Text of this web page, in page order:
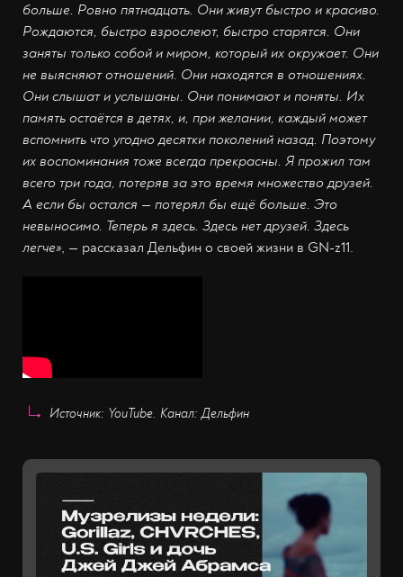
больше. Ровно пятнадцать. Они живут быстро и красиво.
Рождаются, быстро взрослеют, быстро старятся. Они
заняты только собой и миром, который их окружает. Они
не выясняют отношений. Они находятся в отношениях.
Они слышат и услышаны. Они понимают и поняты. Их
память остаётся в детях, и, при желании, каждый может
вспомнить что угодно десятки поколений назад. Поэтому
их воспоминания тоже всегда прекрасны. Я прожил там
всего три года, потеряв за это время множество друзей.
А если бы остался — потерял бы ещё больше. Это
невыносимо. Теперь я здесь. Здесь нет друзей. Здесь
легче», — рассказал Дельфин о своей жизни в GN-z11.
Источник: YouTube. Канал: Дельфин